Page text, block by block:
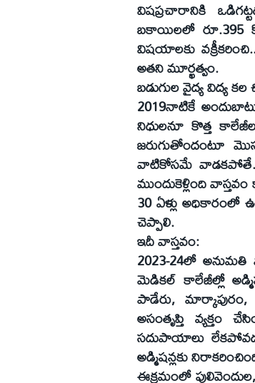
విషప్రచారానికి
బకాయిలలో రూ.395
విషయాలకు
అతని మూర్ఖత్వం.
బడుగుల వైద్య విద్య
2019నాటికే
నిధులనూ కొత్త
జరుగుతోందంటూ
వాటికోసమే వాడకపోతే..
ముందుకెళ్లింది
30 ఏళ్లు
చెప్పాలి.
ఇదీ వాస్తవం:
2023-24లో
మెడికల్‌ కాలేజీల్లో
పాడేరు,
అసంతృప్తి
సదుపాయాలు
అడ్మిషన్లకు
ఈక్రమంలో